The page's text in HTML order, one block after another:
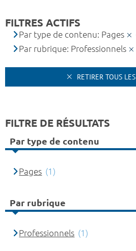
FILTRES ACTIFS
Par type de contenu: Pages
Par rubrique: Professionnels
RETIRER TOUS
FILTRE DE RÉSULTATS
Par type de contenu
Pages (1)
Par rubrique
Professionnels (1)